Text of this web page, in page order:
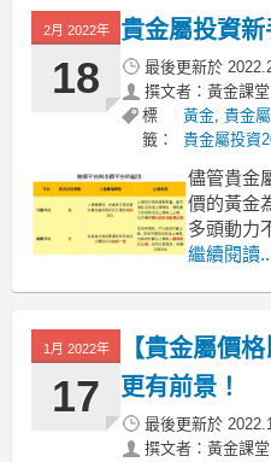
其中滑點
點和點差
1、滑點
滑點
2月 2022年
18
貴金屬投資
最後更新於
撰文者：黃金課堂
標
籤：
黃金,貴金
貴金屬投資
儘管貴金
價的黃金
多頭動力
谷期，在
學習更多
當黃金市
機會嗎？
繼續閱讀
1月 2022年
17
【貴金屬價
更有前景！
最後更新於
撰文者：黃金課堂